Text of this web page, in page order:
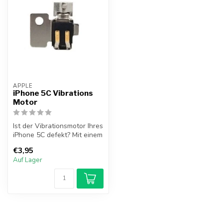
APPLE
iPhone 5C Vibrations
Motor
Ist der Vibrationsmotor Ihres
iPhone 5C defekt? Mit einem
€3,95
Auf Lager